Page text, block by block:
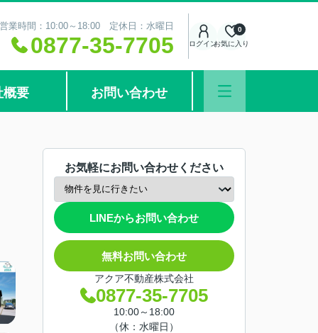
営業時間：10:00～18:00 定休日：水曜日
0877-35-7705 ログインお気に入り
0
概要 お問い合わせ
お気軽にお問い合わせください
LINEからお問い合わせ
無料お問い合わせ
アクア不動産株式会社
0877-35-7705
10:00～18:00
（休：水曜日）